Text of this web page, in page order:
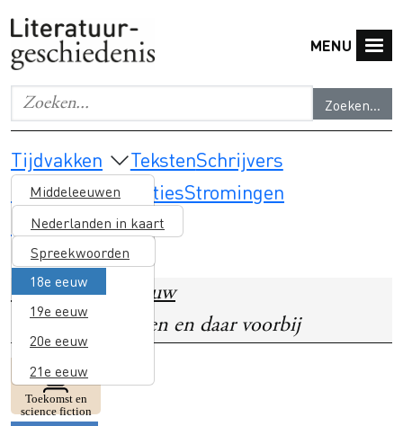
MENU
Zoeken...
Geef de woorden op waar je naar wilt zoeken.
Main navigation
Tijdvakken
Middeleeuwen
Nederlanden in kaart
16e eeuw
Spreekwoorden
17e eeuw
18e eeuw
19e eeuw
20e eeuw
21e eeuw
TekstenSchrijvers
Thema's & selectiesStromingen
Lesmateriaal
Home
18e Eeuw
Naar de sterren en daar voorbij
Image
Toekomst en
science fiction